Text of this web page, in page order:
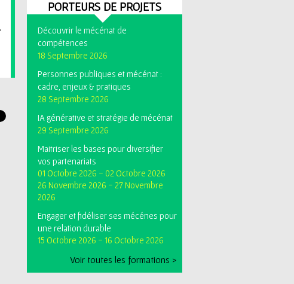
PORTEURS DE PROJETS
Découvrir le mécénat de
compétences
18 Septembre 2026
Personnes publiques et mécénat :
cadre, enjeux & pratiques
28 Septembre 2026
IA générative et stratégie de mécénat
29 Septembre 2026
Maitriser les bases pour diversifier
vos partenariats
01 Octobre 2026 - 02 Octobre 2026
26 Novembre 2026 - 27 Novembre
2026
Engager et fidéliser ses mécénes pour
une relation durable
15 Octobre 2026 - 16 Octobre 2026
Voir toutes les formations >